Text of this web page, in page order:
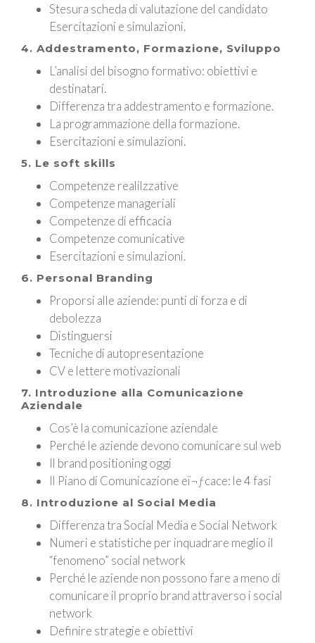
Stesura scheda di valutazione del candidato
Esercitazioni e simulazioni.
4. Addestramento, Formazione, Sviluppo
L’analisi del bisogno formativo: obiettivi e
destinatari.
Differenza tra addestramento e formazione.
La programmazione della formazione.
Esercitazioni e simulazioni.
5. Le soft skills
Competenze realilzzative
Competenze manageriali
Competenze di efficacia
Competenze comunicative
Esercitazioni e simulazioni.
6. Personal Branding
Proporsi alle aziende: punti di forza e di
debolezza
Distinguersi
Tecniche di autopresentazione
CV e lettere motivazionali
7. Introduzione alla Comunicazione
Aziendale
Cos’è la comunicazione aziendale
Perché le aziende devono comunicare sul web
Il brand positioning oggi
Il Piano di Comunicazione eï¬ƒcace: le 4 fasi
8. Introduzione al Social Media
Differenza tra Social Media e Social Network
Numeri e statistiche per inquadrare meglio il
“fenomeno” social network
Perché le aziende non possono fare a meno di
comunicare il proprio brand attraverso i social
network
Definire strategie e obiettivi